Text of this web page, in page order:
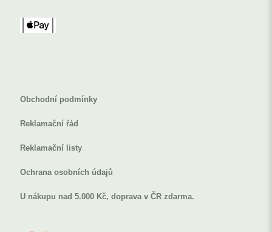
Obchodní podmínky
Reklamační řád
Reklamační listy
Ochrana osobních údajů
U nákupu nad 5.000 Kč, doprava v ČR zdarma.